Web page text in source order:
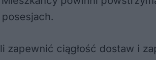
ciągłość dostaw i